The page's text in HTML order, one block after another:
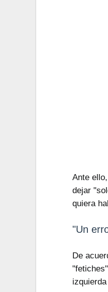
Ante
dejar
quiera
"Un
De